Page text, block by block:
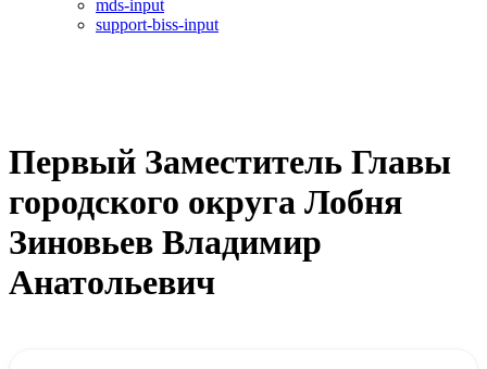
mds-input
support-biss-input
Первый Заместитель Главы
городского округа Лобня
Зиновьев Владимир
Анатольевич